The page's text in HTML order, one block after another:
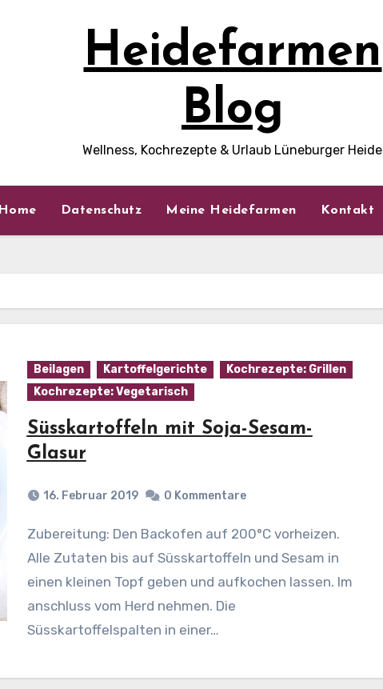
Heidefarmen
Blog
Wellness, Kochrezepte & Urlaub Lüneburger Heide
Home Datenschutz Meine Heidefarmen Kontakt
Beilagen Kartoffelgerichte
Kochrezepte: Grillen
Kochrezepte: Vegetarisch
Süsskartoffeln mit Soja-Sesam-
Glasur
16. Februar 2019 0 Kommentare
Zubereitung: Den Backofen auf 200°C vorheizen.
Alle Zutaten bis auf Süsskartoffeln und Sesam in
einen kleinen Topf geben und aufkochen lassen. Im
anschluss vom Herd nehmen. Die
Süsskartoffelspalten in einer…